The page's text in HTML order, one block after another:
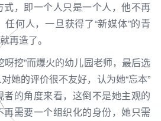
，即一个人只是一个人，他不再
何人，一旦获得了“新媒体”的青
再造了。
呀挖”而爆火的幼儿园老师，最后选
她的评价很不友好，认为她“忘本”
的角度来看，这倒不是她主观的
需要一个组织化的身份，她只需